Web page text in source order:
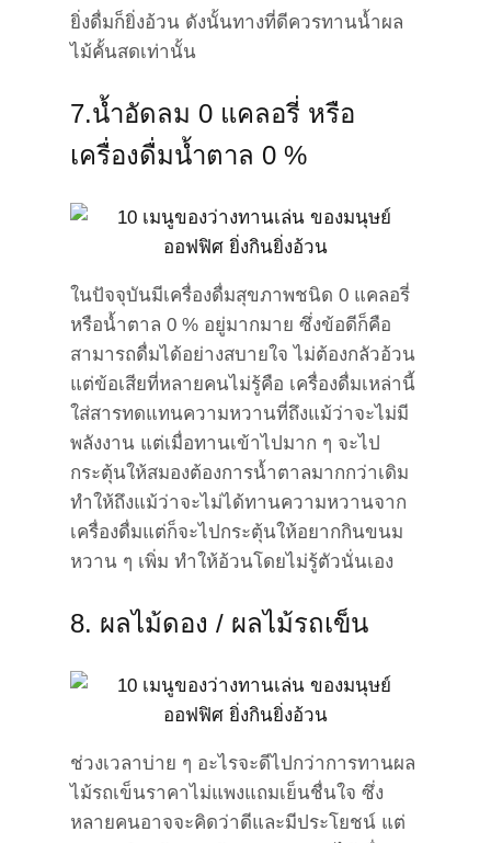
ยิ่งดื่มก็ยิ่งอ้วน ดังนั้นทางที่ดีควรทานน้ำผล
ไม้คั้นสดเท่านั้น
7.น้ำอัดลม 0 แคลอรี่ หรือ
เครื่องดื่มน้ำตาล 0 %
ในปัจจุบันมีเครื่องดื่มสุขภาพชนิด 0 แคลอรี่
หรือน้ำตาล 0 % อยู่มากมาย ซึ่งข้อดีก็คือ
สามารถดื่มได้อย่างสบายใจ ไม่ต้องกลัวอ้วน
แต่ข้อเสียที่หลายคนไม่รู้คือ เครื่องดื่มเหล่านี้
ใส่สารทดแทนความหวานที่ถึงแม้ว่าจะไม่มี
พลังงาน แต่เมื่อทานเข้าไปมาก ๆ จะไป
กระตุ้นให้สมองต้องการน้ำตาลมากกว่าเดิม
ทำให้ถึงแม้ว่าจะไม่ได้ทานความหวานจาก
เครื่องดื่มแต่ก็จะไปกระตุ้นให้อยากกินขนม
หวาน ๆ เพิ่ม ทำให้อ้วนโดยไม่รู้ตัวนั่นเอง
8. ผลไม้ดอง / ผลไม้รถเข็น
ช่วงเวลาบ่าย ๆ อะไรจะดีไปกว่าการทานผล
ไม้รถเข็นราคาไม่แพงแถมเย็นชื่นใจ ซึ่ง
หลายคนอาจจะคิดว่าดีและมีประโยชน์ แต่